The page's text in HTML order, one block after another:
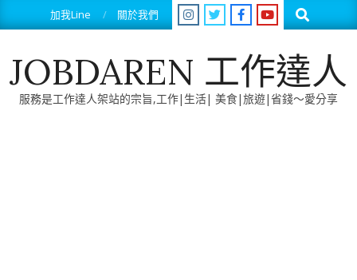
to
加我Line 關於我們 Search
JOBDAREN 工作達人
服務是工作達人架站的宗旨,工作|生活| 美食|旅遊|省錢～愛分享